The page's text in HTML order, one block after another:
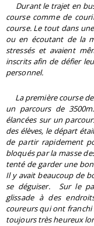
Durant le trajet en
course comme de
course. Le tout dans
ou en écoutant de la
stressés et avaient
inscrits afin de défier
personnel.
La première course
un parcours de 3500m.
élancées sur un
des élèves, le départ
de partir rapidement
bloqués par la masse
tenté de garder une
Il y avait beaucoup de
se déguiser. Sur le
glissade à des
coureurs qui ont franchi
toujours très heureux